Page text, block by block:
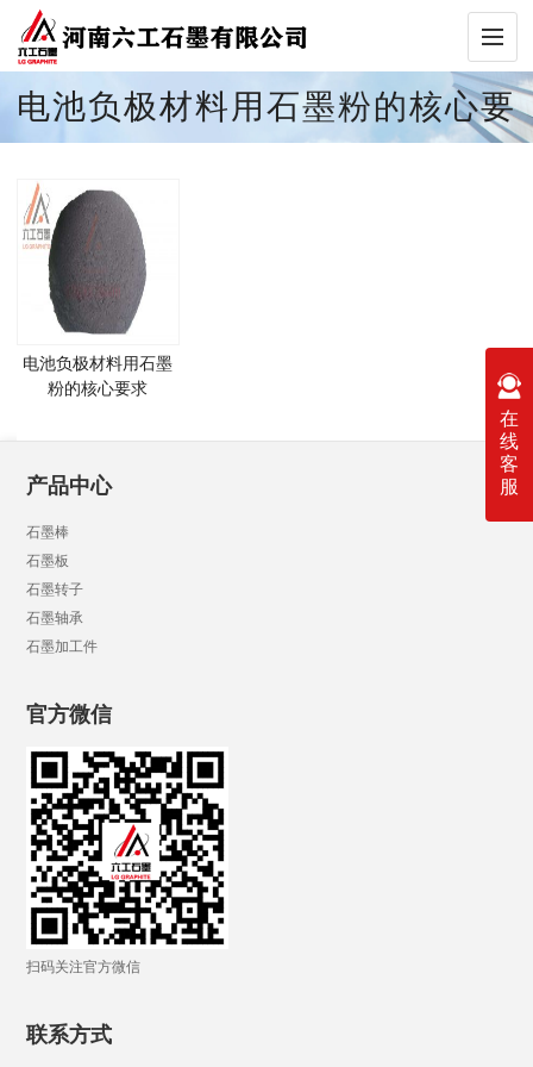
电池负极材料用石墨粉的核心要
求，河南六工石墨有限公司，石
墨粉特性，电池应用，技术趋势
电池负极材料用石墨
粉的核心要求
产品中心
石墨棒
石墨板
石墨转子
石墨轴承
石墨加工件
官方微信
扫码关注官方微信
联系方式
在
线
客
服